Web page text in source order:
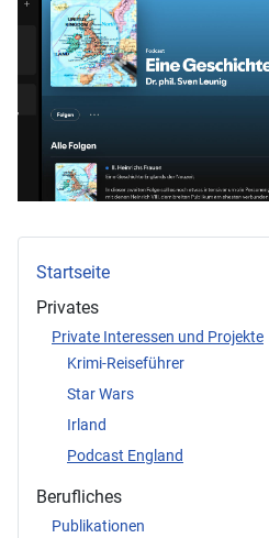
Startseite
Privates
Private Interessen und Projekte
Krimi-Reiseführer
Star Wars
Irland
Podcast England
Berufliches
Publikationen